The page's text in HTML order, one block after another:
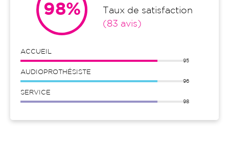
98%
Taux de satisfaction
(83 avis)
ACCUEIL
95
AUDIOPROTHÉSISTE
96
SERVICE
98